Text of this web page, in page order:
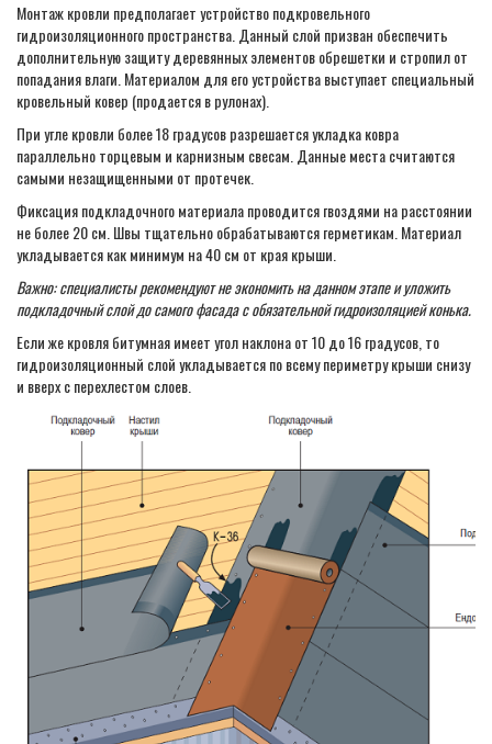
Монтаж кровли предполагает устройство подкровельного
гидроизоляционного пространства. Данный слой призван обеспечить
дополнительную защиту деревянных элементов обрешетки и стропил от
попадания влаги. Материалом для его устройства выступает специальный
кровельный ковер (продается в рулонах).
При угле кровли более 18 градусов разрешается укладка ковра
параллельно торцевым и карнизным свесам. Данные места считаются
самыми незащищенными от протечек.
Фиксация подкладочного материала проводится гвоздями на расстоянии
не более 20 см. Швы тщательно обрабатываются герметикам. Материал
укладывается как минимум на 40 см от края крыши.
Важно: специалисты рекомендуют не экономить на данном этапе и уложить
подкладочный слой до самого фасада с обязательной гидроизоляцией конька.
Если же кровля битумная имеет угол наклона от 10 до 16 градусов, то
гидроизоляционный слой укладывается по всему периметру крыши снизу
и вверх с перехлестом слоев.